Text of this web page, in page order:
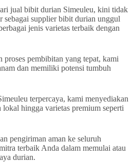
jual bibit durian Simeuleu, kini tidak
supplier bibit durian unggul
jenis varietas terbaik dengan
pembibitan yang tepat, kami
dan memiliki potensi tumbuh
terpercaya, kami menyediakan
hingga varietas premium seperti
pengiriman aman ke seluruh
terbaik Anda dalam memulai atau
durian.